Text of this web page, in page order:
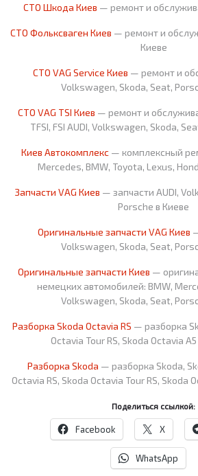
СТО Шкода Киев — ремонт и
СТО Фольксваген Киев — ремонт и
Киеве
СТО VAG Service Киев — ремонт и
Volkswagen, Skoda, Seat,
СТО VAG TSI Киев — ремонт и
TFSI, FSI AUDI, Volkswagen, Skoda,
Киев Автокомплекс— комплексный
Mercedes, BMW, Toyota, Lexus,
Запчасти VAG Киев — запчасти AUDI,
Porsche в Киеве
Оригинальные запчасти VAG Киев
Volkswagen, Skoda, Seat,
Оригинальные запчасти Киев —
немецких автомобилей: BMW,
Volkswagen, Skoda, Seat,
Разборка Skoda Octavia RS — разборка
Octavia Tour RS, Skoda Octavia
Разборка Skoda — разборка Skoda,
Octavia RS, Skoda Octavia Tour RS, Skoda
Поделиться ссылкой:
Facebook X
WhatsApp